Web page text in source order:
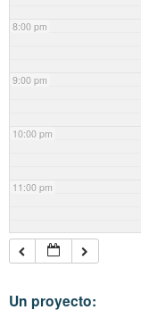
8:00 pm
9:00 pm
10:00 pm
11:00 pm
Un proyecto: